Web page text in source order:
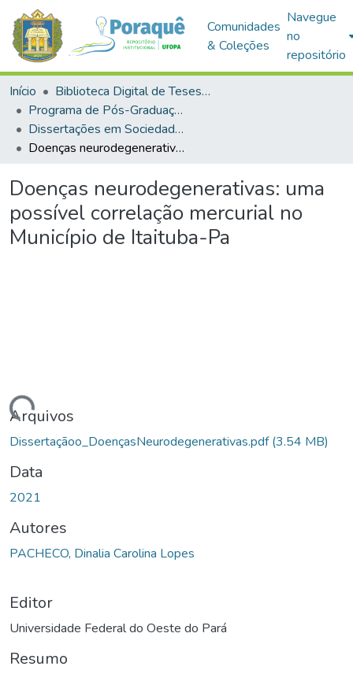
Comunidades
& Coleções
Navegue
no
repositório
Início
Biblioteca Digital de Teses e Dissertações (BDTD)
Programa de Pós-Graduação em Sociedade, Ambiente e Qualidade de Vida (PPGSAQ)
Dissertações em Sociedade, Ambiente e Qualidade de Vida (Mestrado)
Doenças neurodegenerativas: uma possível correlação mercurial no Município de Itaituba-Pa
Doenças neurodegenerativas: uma
possível correlação mercurial no
Município de Itaituba-Pa
Arquivos
Dissertaçãoo_DoençasNeurodegenerativas.pdf(3.54 MB)
Data
2021
Autores
PACHECO, Dinalia Carolina Lopes
Editor
Universidade Federal do Oeste do Pará
Resumo